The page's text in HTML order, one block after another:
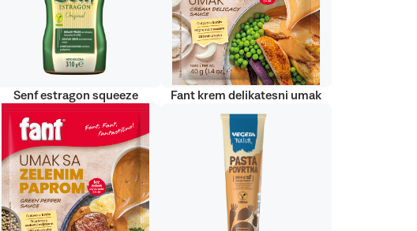
Senf estragon squeeze Fant krem delikatesni umak